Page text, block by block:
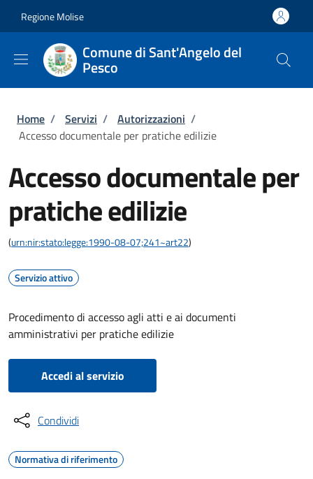
Regione Molise
Comune di Sant'Angelo del
Pesco
Briciole di pane
Home / Servizi / Autorizzazioni /
Accesso documentale per pratiche edilizie
Accesso documentale per
pratiche edilizie
(urn:nir:stato:legge:1990-08-07;241~art22)
Servizio attivo
Procedimento di accesso agli atti e ai documenti
amministrativi per pratiche edilizie
Accedi al servizio
Condividi
Normativa di riferimento